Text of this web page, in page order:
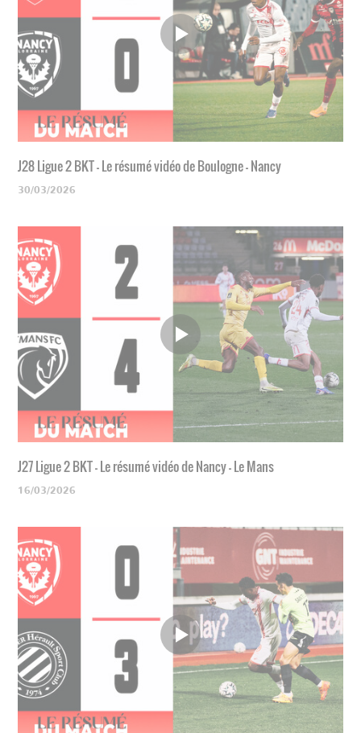
J28 Ligue 2 BKT - Le résumé vidéo de Boulogne - Nancy
30/03/2026
J27 Ligue 2 BKT - Le résumé vidéo de Nancy - Le Mans
16/03/2026